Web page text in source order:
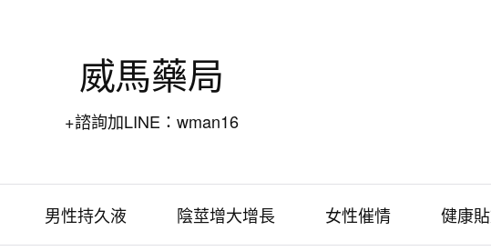
威馬藥局
+諮詢加LINE：wman16
男性持久液 陰莖增大增長 女性催情 健康